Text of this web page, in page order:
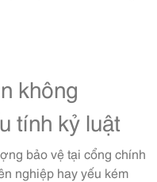
không
tính kỷ luật
bảo vệ tại cổng chính
nghiệp hay yếu kém